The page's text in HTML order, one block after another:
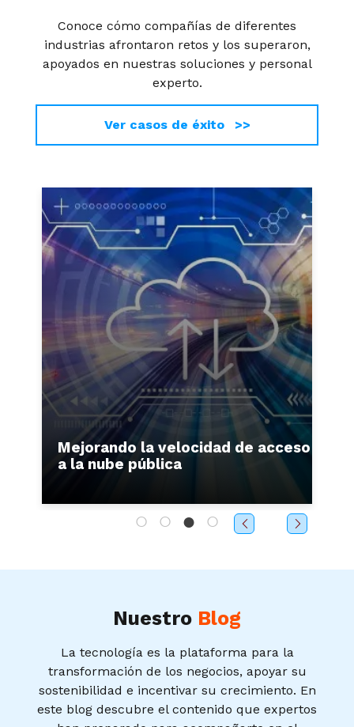
Conoce cómo compañías de diferentes
industrias afrontaron retos y los superaron,
apoyados en nuestras soluciones y personal
experto.
Ver casos de éxito >>
Mejorando la velocidad de acceso
a la nube pública
Nuestro Blog
La tecnología es la plataforma para la
transformación de los negocios, apoyar su
sostenibilidad e incentivar su crecimiento. En
este blog descubre el contenido que expertos